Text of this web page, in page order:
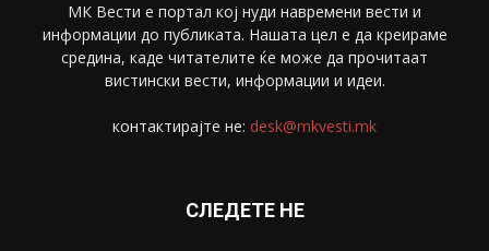
МК Вести е портал коj нуди навремени вести и
информации до публиката. Нашата цел е да креираме
средина, каде читателите ќе може да прочитаат
вистински вести, информации и идеи.
контактирајте не: desk@mkvesti.mk
СЛЕДЕТЕ НЕ